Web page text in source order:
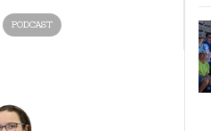
PODCAST